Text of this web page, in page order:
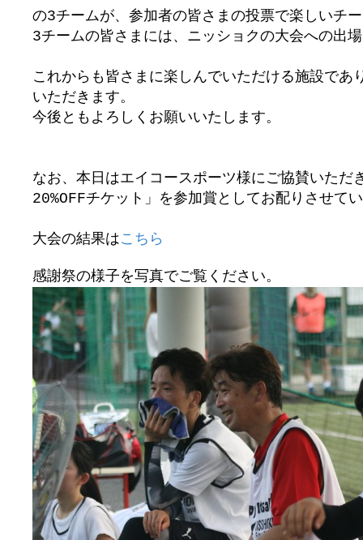
の3チームが、参加者の皆さまの投票で楽しいチ
3チームの皆さまには、ニッショクの大会への出
これからも皆さまに楽しんでいただける施設であ
いただきます。
今後ともよろしくお願いいたします。
なお、本日はエイコースポーツ様にご協賛いただ
20%OFFチケット」を参加賞としてお配りさせて
大会の結果はこちら
感謝祭の様子を写真でご覧ください。